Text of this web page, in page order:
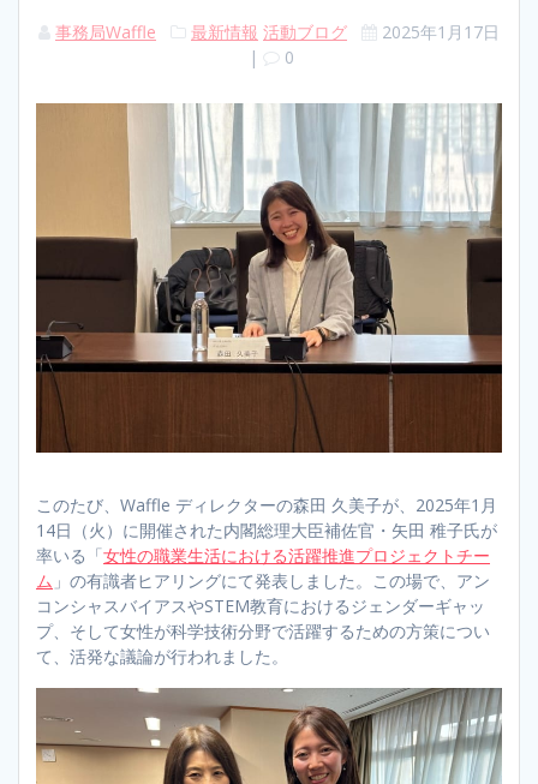
事務局Waffle 最新情報 活動ブログ
2025年1月17日
|
0
このたび、Waffle ディレクターの森田 久美子が、2025年1月
14日（火）に開催された内閣総理大臣補佐官・矢田 稚子氏が
率いる「女性の職業生活における活躍推進プロジェクトチー
ム 」の有識者ヒアリングにて発表しました。この場で、アン
コンシャスバイアスやSTEM教育におけるジェンダーギャッ
プ、そして女性が科学技術分野で活躍するための方策につい
て、活発な議論が行われました。